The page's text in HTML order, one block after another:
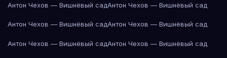
Антон Чехов — Вишнёвый садАнтон Чехов — Вишнёвый сад
Антон Чехов — Вишнёвый садАнтон Чехов — Вишнёвый сад
Антон Чехов — Вишнёвый садАнтон Чехов — Вишнёвый сад